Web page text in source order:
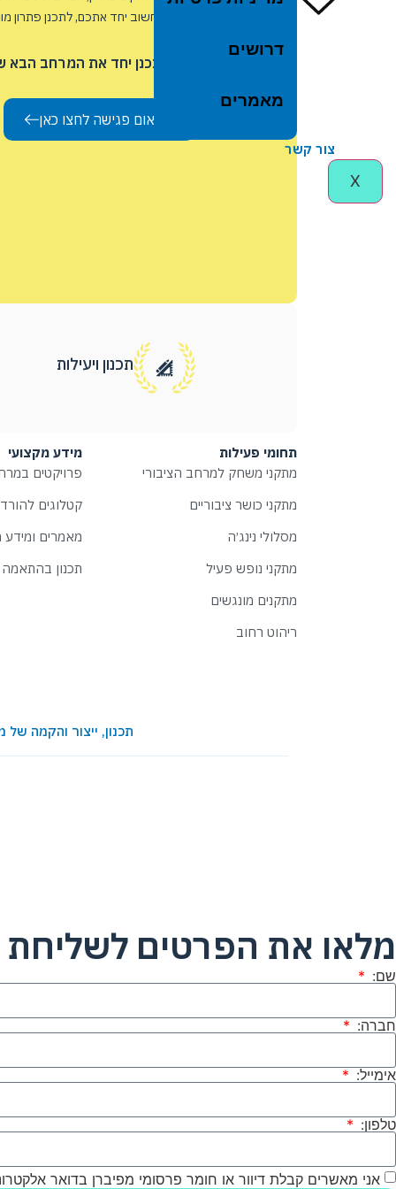
דרושים
מאמרים
צור קשר
X
נשמח לחשוב יחד אתכם, לתכנן פתרון
בואו נתכנן יחד את המרחב הבא
לתיאום פגישה לחצו כאן
תכנון ויעילות
תחומי פעילות
מתקני משחק למרחב הציבורי
מתקני כושר ציבוריים
מסלולי נינג׳ה
מתקני נופש פעיל
מתקנים מונגשים
ריהוט רחוב
מידע מקצועי
פרויקטים
קטלוגים
מאמרים ומידע
תכנון בהתאמה
תכנון, ייצור והקמה של מתקני משחק
מלאו את הפרטים לשליחת
שם:
חברה:
אימייל:
טלפון:
אני מאשרים קבלת דיוור או חומר פרסומי מפיברן בדואר